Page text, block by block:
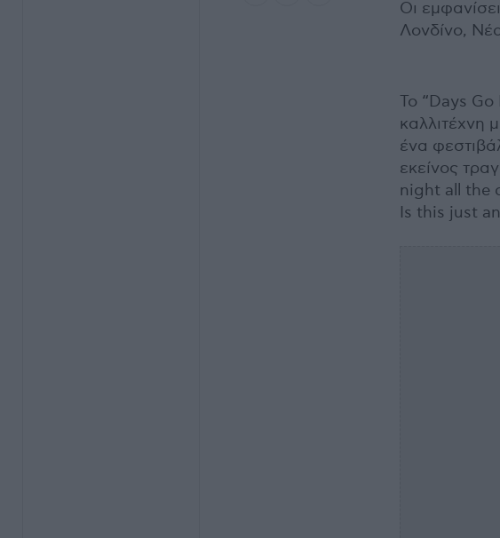
Οι
Λονδίνο,
Το “Days Go
καλλιτέχνη
ένα
εκείνος
night all the
Is this just